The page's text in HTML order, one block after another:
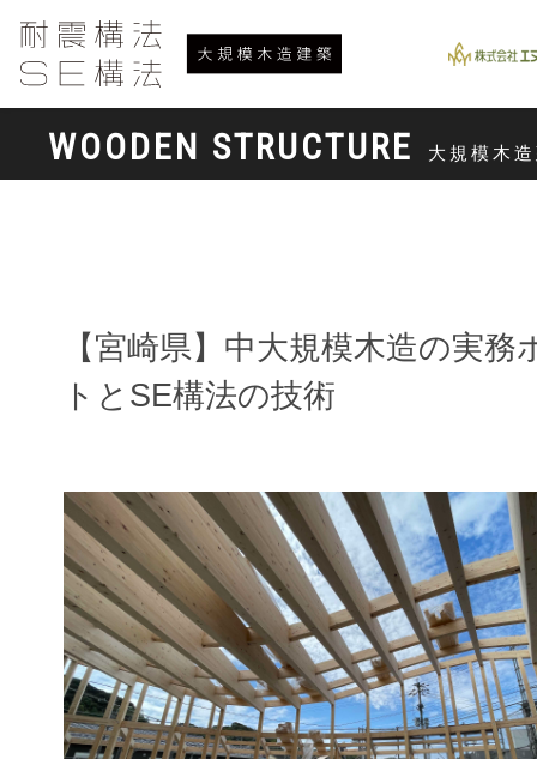
WOODEN STRUCTURE 大規模木
【宮崎県】中大規模木造の実務
トとSE構法の技術